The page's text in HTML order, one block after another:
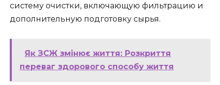
систему очистки, включающую фильтрацию и
дополнительную подготовку сырья.
Як ЗСЖ змінює життя: Розкриття
переваг здорового способу життя